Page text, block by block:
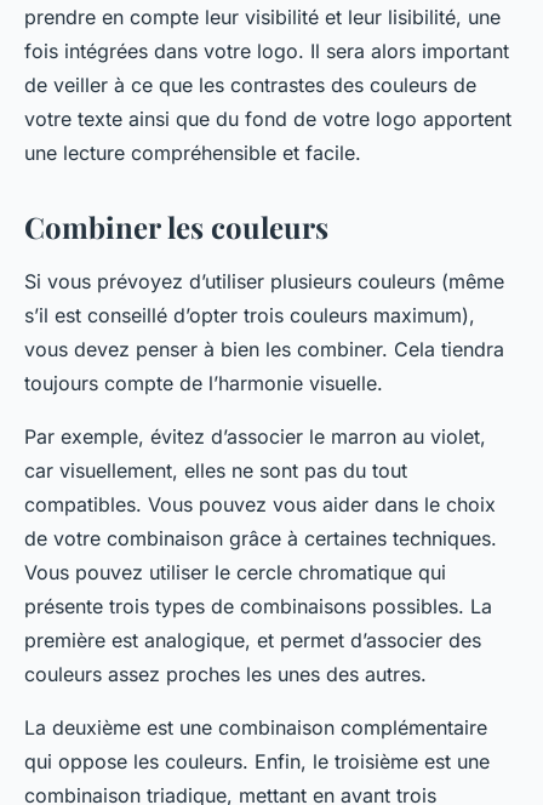
prendre en compte leur visibilité et leur lisibilité, une
fois intégrées dans votre logo. Il sera alors important
de veiller à ce que les contrastes des couleurs de
votre texte ainsi que du fond de votre logo apportent
une lecture compréhensible et facile.
Combiner les couleurs
Si vous prévoyez d’utiliser plusieurs couleurs (même
s’il est conseillé d’opter trois couleurs maximum),
vous devez penser à bien les combiner. Cela tiendra
toujours compte de l’harmonie visuelle.
Par exemple, évitez d’associer le marron au violet,
car visuellement, elles ne sont pas du tout
compatibles. Vous pouvez vous aider dans le choix
de votre combinaison grâce à certaines techniques.
Vous pouvez utiliser le cercle chromatique qui
présente trois types de combinaisons possibles. La
première est analogique, et permet d’associer des
couleurs assez proches les unes des autres.
La deuxième est une combinaison complémentaire
qui oppose les couleurs. Enfin, le troisième est une
combinaison triadique, mettant en avant trois